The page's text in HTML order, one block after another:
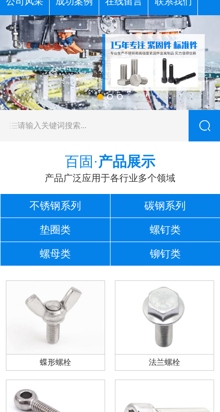
百固·产品展示
产品广泛应用于各行业多个领域
不锈钢系列 碳钢系列
垫圈类 螺钉类
螺母类 铆钉类
蝶形螺栓 法兰螺栓